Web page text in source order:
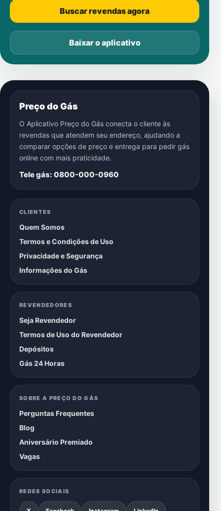
Buscar revendas agora
Baixar o aplicativo
Preço do Gás
O Aplicativo Preço do Gás conecta o cliente às
revendas que atendem seu endereço, ajudando a
comparar opções de preço e entrega para pedir gás
online com mais praticidade.
Tele gás: 0800-000-0960
CLIENTES
Quem Somos
Termos e Condições de Uso
Privacidade e Segurança
Informações do Gás
REVENDEDORES
Seja Revendedor
Termos de Uso do Revendedor
Depósitos
Gás 24 Horas
SOBRE A PREÇO DO GÁS
Perguntas Frequentes
Blog
Aniversário Premiado
Vagas
REDES SOCIAIS